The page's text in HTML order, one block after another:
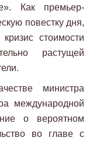
Как премьер-
повестку дня,
стоимости
растущей
министра
международной
о вероятном
во главе с